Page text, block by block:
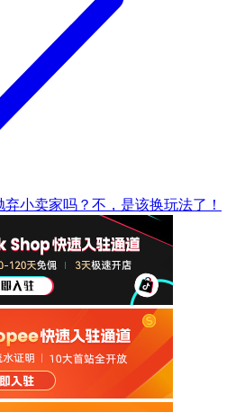
弃小卖家吗？不，是该换玩法了！